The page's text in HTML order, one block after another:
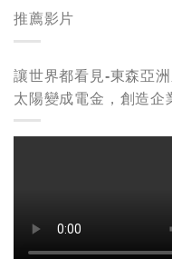
推薦影片
讓世界都看見-東森亞
太陽變成電金，創造企